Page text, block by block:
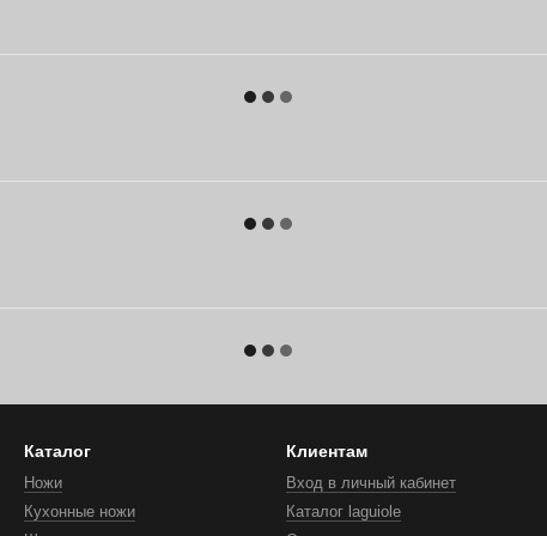
Каталог
Ножи
Кухонные ножи
Клиентам
Вход в личный кабинет
Каталог laguiole